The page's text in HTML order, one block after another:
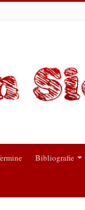
Bibliografie